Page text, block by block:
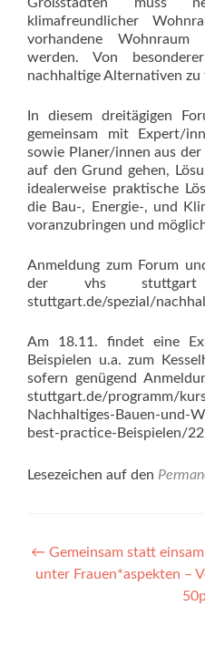
klimafreundlicher
vorhandene Wohnraum
werden. Von
nachhaltige Alternativen zu
In diesem dreitägigen
gemeinsam mit Expert/
sowie Planer/innen aus der
auf den Grund gehen,
idealerweise praktische
die Bau-, Energie-, und
voranzubringen und
Anmeldung zum Forum
der vhs stuttgart
stuttgart.de/spezial/
Am 18.11. findet eine
Beispielen u.a. zum
sofern genügend
stuttgart.de/programm/
Nachhaltiges-Bauen-und-
best-practice-Beispielen/
Lesezeichen auf den
← Gemeinsam statt
unter Frauen*aspekten –